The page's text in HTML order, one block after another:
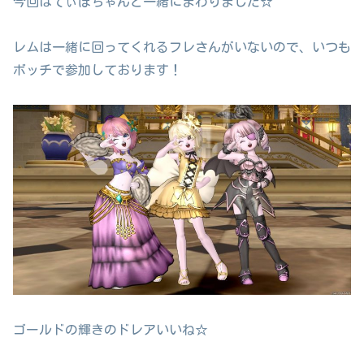
レムは一緒に回ってくれるフレさんがいないので、いつも
ボッチで参加しております！
ゴールドの輝きのドレアいいね☆